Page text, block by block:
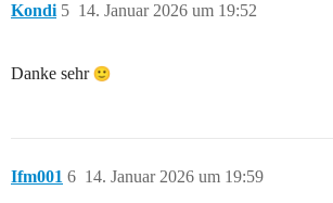
Kondi 14. Januar 2026 um 19:52
5
Danke sehr
Ifm001 14. Januar 2026 um 19:59
6